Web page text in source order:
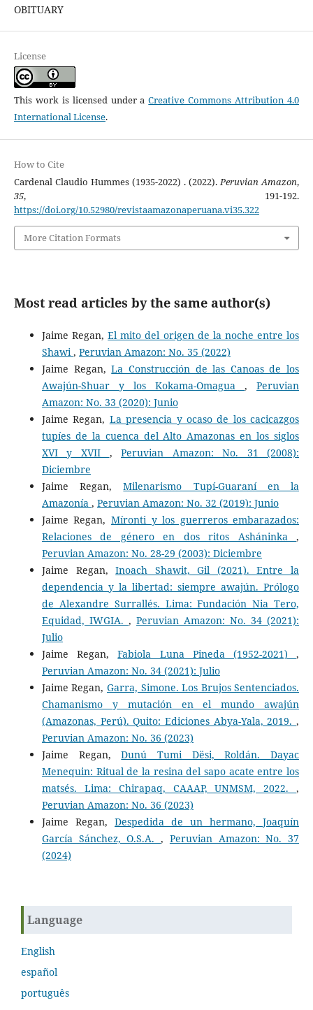
OBITUARY
License
This work is licensed under aCreative Commons Attribution 4.0
International License.
How to Cite
Cardenal Claudio Hummes (1935-2022) . (2022).Peruvian Amazon,
35, 191-192.
https://doi.org/10.52980/revistaamazonaperuana.vi35.322
More Citation Formats
Most read articles by the same author(s)
Jaime Regan,El mito del origen de la noche entre los
Shawi , Peruvian Amazon: No. 35 (2022)
Jaime Regan,La Construcción de las Canoas de los
Awajún-Shuar y los Kokama-Omagua,Peruvian
Amazon: No. 33 (2020): Junio
Jaime Regan, La presencia y ocaso de los cacicazgos
tupíes de la cuenca del Alto Amazonas en los siglos
XVI y XVII ,Peruvian Amazon: No. 31 (2008):
Diciembre
Jaime Regan,Milenarismo Tupí-Guaraní en la
Amazonía , Peruvian Amazon: No. 32 (2019): Junio
Jaime Regan, Míronti y los guerreros embarazados:
Relaciones de género en dos ritos Asháninka,
Peruvian Amazon: No. 28-29 (2003): Diciembre
Jaime Regan,Inoach Shawit, Gil (2021). Entre la
dependencia y la libertad: siempre awajún. Prólogo
de Alexandre Surrallés. Lima: Fundación Nia Tero,
Equidad, IWGIA. ,Peruvian Amazon: No. 34 (2021):
Julio
Jaime Regan,Fabiola Luna Pineda (1952-2021),
Peruvian Amazon: No. 34 (2021): Julio
Jaime Regan, Garra, Simone. Los Brujos Sentenciados.
Chamanismo y mutación en el mundo awajún
(Amazonas, Perú). Quito: Ediciones Abya-Yala, 2019.,
Peruvian Amazon: No. 36 (2023)
Jaime Regan,Dunú Tumi Dësi, Roldán. Dayac
Menequin: Ritual de la resina del sapo acate entre los
matsés. Lima: Chirapaq, CAAAP, UNMSM, 2022.,
Peruvian Amazon: No. 36 (2023)
Jaime Regan, Despedida de un hermano, Joaquín
García Sánchez, O.S.A., Peruvian Amazon: No. 37
(2024)
Language
English
español
português